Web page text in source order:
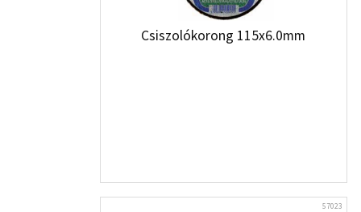
Csiszolókorong 115x6.0mm
57023